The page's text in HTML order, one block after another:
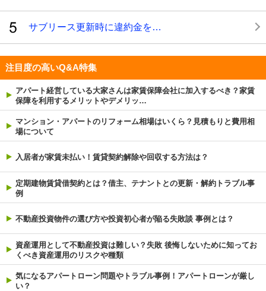
サブリース更新時に違約金を…
注目度の高いQ&A特集
アパート経営している大家さんは家賃保障会社に加入するべき？家賃
保障を利用するメリットやデメリッ…
マンション・アパートのリフォーム相場はいくら？見積もりと費用相
場について
入居者が家賃未払い！賃貸契約解除や回収する方法は？
定期建物賃貸借契約とは？借主、テナントとの更新・解約トラブル事
例
不動産投資物件の選び方や投資初心者が陥る失敗談 事例とは？
資産運用として不動産投資は難しい？失敗 後悔しないために知ってお
くべき資産運用のリスクや種類
気になるアパートローン問題やトラブル事例！アパートローンが厳し
い？